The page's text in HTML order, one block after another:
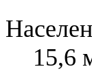
15,6